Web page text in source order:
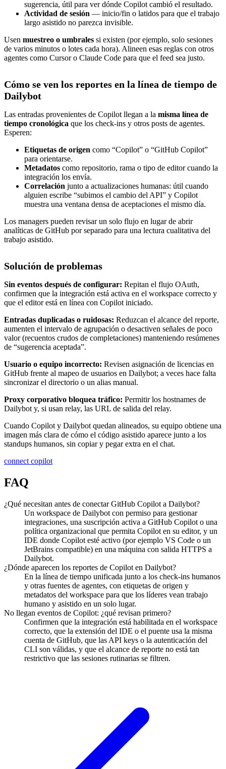
sugerencia, útil para ver dónde Copilot cambió el resultado.
Actividad de sesión — inicio/fin o latidos para que el trabajo
largo asistido no parezca invisible.
Usen muestreo o umbrales si existen (por ejemplo, solo sesiones
de varios minutos o lotes cada hora). Alineen esas reglas con otros
agentes como Cursor o Claude Code para que el feed sea justo.
Cómo se ven los reportes en la línea de tiempo de
Dailybot
Las entradas provenientes de Copilot llegan a la misma línea de
tiempo cronológica que los check-ins y otros posts de agentes.
Esperen:
Etiquetas de origen como “Copilot” o “GitHub Copilot”
para orientarse.
Metadatos como repositorio, rama o tipo de editor cuando la
integración los envía.
Correlación junto a actualizaciones humanas: útil cuando
alguien escribe “subimos el cambio del API” y Copilot
muestra una ventana densa de aceptaciones el mismo día.
Los managers pueden revisar un solo flujo en lugar de abrir
analíticas de GitHub por separado para una lectura cualitativa del
trabajo asistido.
Solución de problemas
Sin eventos después de configurar: Repitan el flujo OAuth,
confirmen que la integración está activa en el workspace correcto y
que el editor está en línea con Copilot iniciado.
Entradas duplicadas o ruidosas: Reduzcan el alcance del reporte,
aumenten el intervalo de agrupación o desactiven señales de poco
valor (recuentos crudos de completaciones) manteniendo resúmenes
de “sugerencia aceptada”.
Usuario o equipo incorrecto: Revisen asignación de licencias en
GitHub frente al mapeo de usuarios en Dailybot; a veces hace falta
sincronizar el directorio o un alias manual.
Proxy corporativo bloquea tráfico: Permitir los hostnames de
Dailybot y, si usan relay, las URL de salida del relay.
Cuando Copilot y Dailybot quedan alineados, su equipo obtiene una
imagen más clara de cómo el código asistido aparece junto a los
standups humanos, sin copiar y pegar extra en el chat.
connect copilot
FAQ
¿Qué necesitan antes de conectar GitHub Copilot a Dailybot?
Un workspace de Dailybot con permiso para gestionar
integraciones, una suscripción activa a GitHub Copilot o una
política organizacional que permita Copilot en su editor, y un
IDE donde Copilot esté activo (por ejemplo VS Code o un
JetBrains compatible) en una máquina con salida HTTPS a
Dailybot.
¿Dónde aparecen los reportes de Copilot en Dailybot?
En la línea de tiempo unificada junto a los check-ins humanos
y otras fuentes de agentes, con etiquetas de origen y
metadatos del workspace para que los líderes vean trabajo
humano y asistido en un solo lugar.
No llegan eventos de Copilot: ¿qué revisan primero?
Confirmen que la integración está habilitada en el workspace
correcto, que la extensión del IDE o el puente usa la misma
cuenta de GitHub, que las API keys o la autenticación del
CLI son válidas, y que el alcance de reporte no está tan
restrictivo que las sesiones rutinarias se filtren.